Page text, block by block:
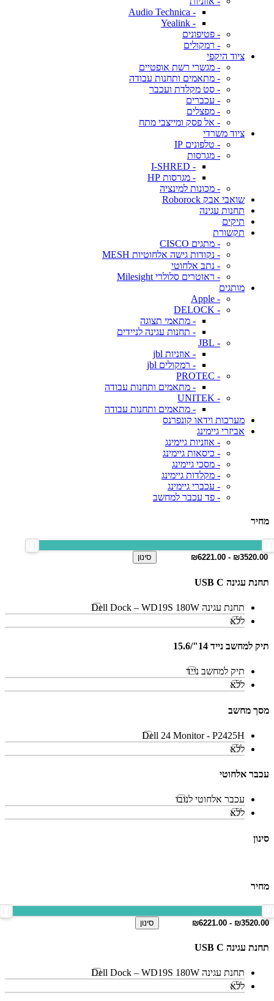
- Audio Technica
- Yealink
- פטיפונים
- רמקולים
ציוד היקפי
- מגשרי רשת אופטיים
- מתאמים ותחנות עבודה
- סט מקלדת ועכבר
- עכברים
- מפצלים
- אל פסק ומייצבי מתח
ציוד משרדי
- טלפונים IP
- מגרסות
- I-SHRED
- מגרסות HP
- מכונות למינציה
שואבי אבק Roborock
תחנות עגינה
תיקים
תקשורת
- מתגים CISCO
- נקודות גישה אלחוטיות MESH
- נתב אלחוטי
- ראוטרים סלולרי Milesight
מותגים
- Apple
- DELOCK
- מתאמי תצוגה
- תחנות עגינה לניידים
- JBL
- אוזניות jbl
- רמקולים jbl
- PROTEC
- מתאמים ותחנות עבודה
- UNITEK
- מתאמים ותחנות עבודה
מערכות וידאו קונפרנס
אביזרי גיימינג
- אוזניות גיימינג
- כיסאות גיימינג
- מסכי גיימינג
- מקלדות גיימינג
- עכברי גיימינג
- פד עכבר למחשב
מחיר
סינון
תחנת עגינה USB C
תחנת עגינה Dell Dock – WD19S 180W
ללא
תיק למחשב נייד 14"/15.6
תיק למחשב נייד
ללא
מסך מחשב
Dell 24 Monitor - P2425H
ללא
עכבר אלחוטי
עכבר אלחוטי לנובו
ללא
סינון
מחיר
סינון
תחנת עגינה USB C
תחנת עגינה Dell Dock – WD19S 180W
ללא